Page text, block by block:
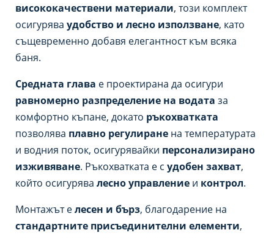
висококачествени материали, този комплект
осигурява удобство и лесно използване, като
същевременно добавя елегантност към всяка
баня.
Средната глава е проектирана да осигури
равномерно разпределение на водата за
комфортно къпане, докато ръкохватката
позволява плавно регулиране на температурата
и водния поток, осигурявайки персонализирано
изживяване. Ръкохватката е с удобен захват,
който осигурява лесно управление и контрол.
Монтажът елесен и бърз, благодарение на
стандартните присъединителни елементи,